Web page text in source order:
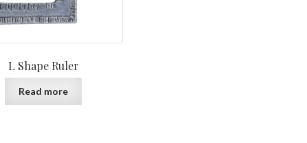
L Shape Ruler
Read more